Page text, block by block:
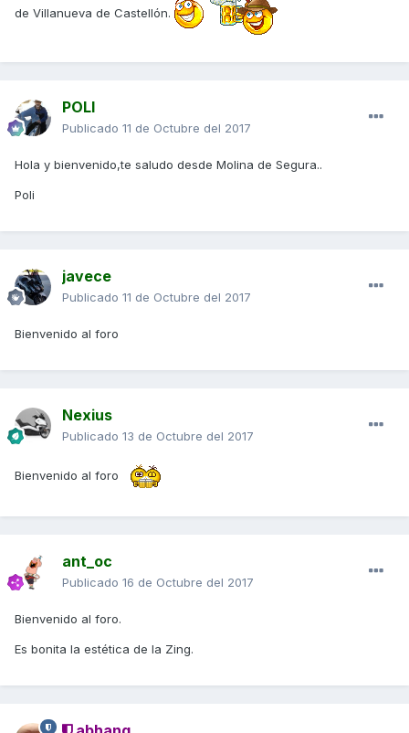
de Villanueva de Castellón.
POLI
Publicado 11 de Octubre del 2017
Hola y bienvenido,te saludo desde Molina de Segura..
Poli
javece
Publicado 11 de Octubre del 2017
Bienvenido al foro
Nexius
Publicado 13 de Octubre del 2017
Bienvenido al foro
ant_oc
Publicado 16 de Octubre del 2017
Bienvenido al foro.
Es bonita la estética de la Zing.